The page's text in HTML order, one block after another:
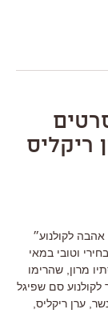
ריקליס
לקולנוע״
וטובי במאי
מרון, שהרימו
סם שפיגל
ערן ריקליס,